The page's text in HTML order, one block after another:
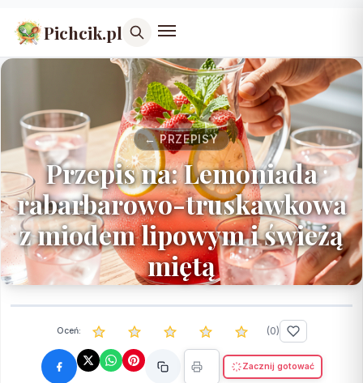
Pichcik.pl
← PRZEPISY
Przepis na: Lemoniada
rabarbarowo-truskawkowa
z miodem lipowym i świeżą
miętą
Oceń: (0)
Zacznij gotować